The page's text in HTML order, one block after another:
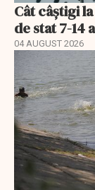
Cât câștigi
de stat 7-14
04 AUGUST 2026